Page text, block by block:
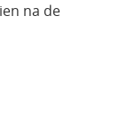
na de